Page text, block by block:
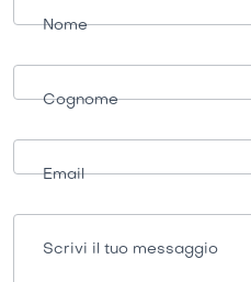
informazioni
Nome
Cognome
Email
Scrivi il tuo messaggio